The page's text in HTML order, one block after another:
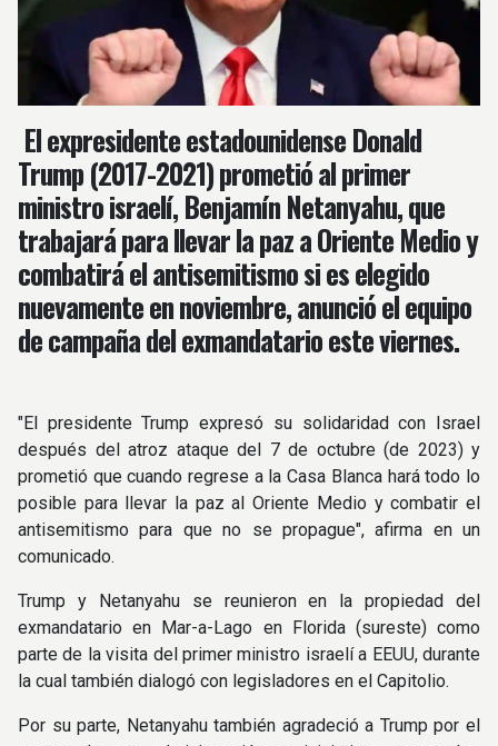
El expresidente estadounidense Donald
Trump (2017-2021) prometió al primer
ministro israelí, Benjamín Netanyahu, que
trabajará para llevar la paz a Oriente Medio y
combatirá el antisemitismo si es elegido
nuevamente en noviembre, anunció el equipo
de campaña del exmandatario este viernes.
"El presidente Trump expresó su solidaridad con Israel
después del atroz ataque del 7 de octubre (de 2023) y
prometió que cuando regrese a la Casa Blanca hará todo lo
posible para llevar la paz al Oriente Medio y combatir el
antisemitismo para que no se propague", afirma en un
comunicado​​​.
Trump y Netanyahu se reunieron en la propiedad del
exmandatario en Mar-a-Lago en Florida (sureste) como
parte de la visita del primer ministro israelí a EEUU, durante
la cual también dialogó con legisladores en el Capitolio.
Por su parte, Netanyahu también agradeció a Trump por el